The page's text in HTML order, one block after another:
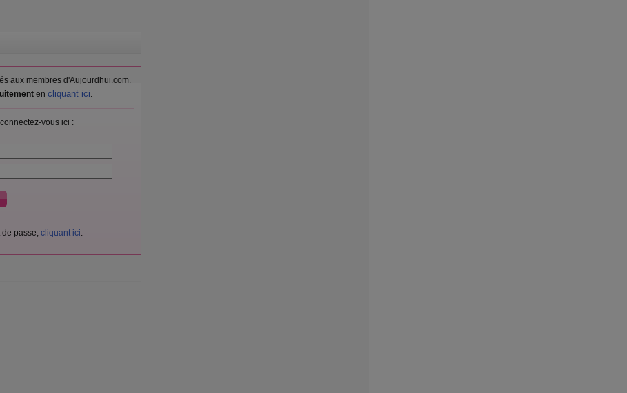
aux membres d'Aujourdhui.com.
en cliquant ici.
vous ici :
de passe, cliquant ici.